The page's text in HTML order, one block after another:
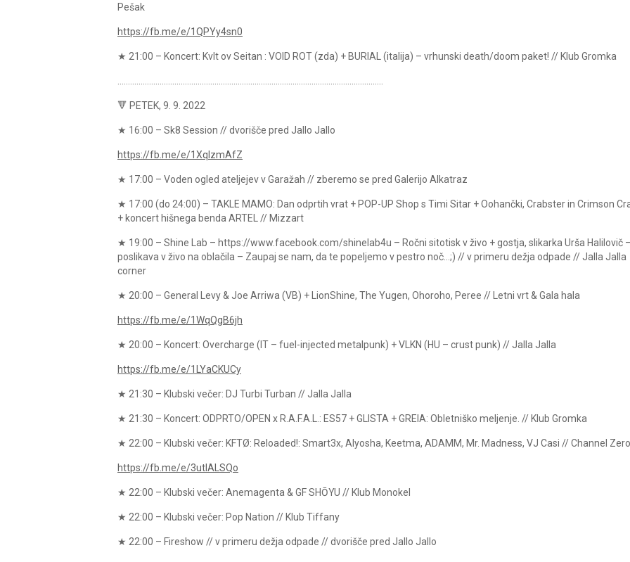
Pešak
https://fb.me/e/1QPYy4sn0
★ 21:00 – Koncert: Kvlt ov Seitan : VOID ROT (zda) + BURIAL (italija) – vrhunski death/doom paket! // Klub Gromka
………………………………………………………………………………………………………………
🔻 PETEK, 9. 9. 2022
★ 16:00 – Sk8 Session // dvorišče pred Jallo Jallo
https://fb.me/e/1XqIzmAfZ
★ 17:00 – Voden ogled ateljejev v Garažah // zberemo se pred Galerijo Alkatraz
★ 17:00 (do 24:00) – TAKLE MAMO: Dan odprtih vrat + POP-UP Shop s Timi Sitar + Oohančki, Crabster in Crimson
+ koncert hišnega benda ARTEL // Mizzart
★ 19:00 – Shine Lab – https://www.facebook.com/shinelab4u – Ročni sitotisk v živo + gostja, slikarka Urša Halilovič –
poslikava v živo na oblačila – Zaupaj se nam, da te popeljemo v pestro noč…;) // v primeru dežja odpade // Jalla Jalla
corner
★ 20:00 – General Levy & Joe Arriwa (VB) + LionShine, The Yugen, Ohoroho, Peree // Letni vrt & Gala hala
https://fb.me/e/1WqQgB6jh
★ 20:00 – Koncert: Overcharge (IT – fuel-injected metalpunk) + VLKN (HU – crust punk) // Jalla Jalla
https://fb.me/e/1LYaCKUCy
★ 21:30 – Klubski večer: DJ Turbi Turban // Jalla Jalla
★ 21:30 – Koncert: ODPRTO/OPEN x R.A.F.A.L.: ES57 + GLISTA + GREIA: Obletniško meljenje. // Klub Gromka
★ 22:00 – Klubski večer: KFTØ: Reloaded!: Smart3x, Alyosha, Keetma, ADAMM, Mr. Madness, VJ Casi // Channel Zero
https://fb.me/e/3utIALSQo
★ 22:00 – Klubski večer: Anemagenta & GF SHŌYU // Klub Monokel
★ 22:00 – Klubski večer: Pop Nation // Klub Tiffany
★ 22:00 – Fireshow // v primeru dežja odpade // dvorišče pred Jallo Jallo